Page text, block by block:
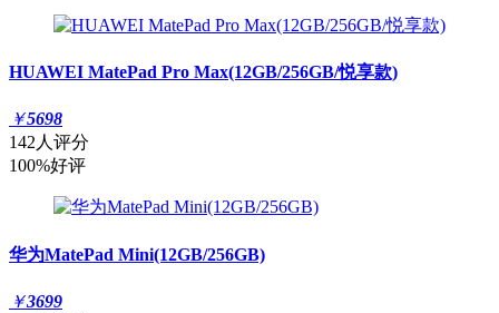
HUAWEI MatePad Pro Max(12GB/256GB/悦享款)
￥5698
142人评分
100%好评
华为MatePad Mini(12GB/256GB)
￥3699